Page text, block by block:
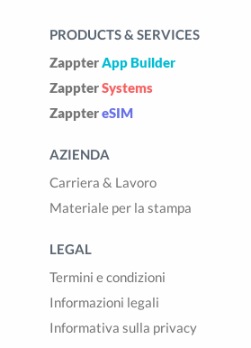
PRODUCTS & SERVICES
ZappterApp Builder
ZappterSystems
ZapptereSIM
AZIENDA
Carriera & Lavoro
Materiale per la stampa
LEGAL
Termini e condizioni
Informazioni legali
Informativa sulla privacy